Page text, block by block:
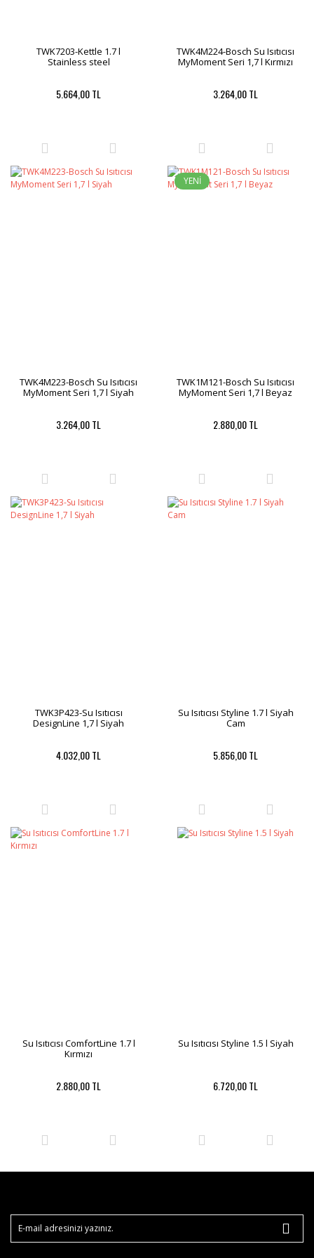
TWK7203-Kettle 1.7 l
Stainless steel
5.664,00 TL
TWK4M224-Bosch Su Isıtıcısı
MyMoment Seri 1,7 l Kırmızı
3.264,00 TL
TWK4M223-Bosch Su Isıtıcısı
MyMoment Seri 1,7 l Siyah
3.264,00 TL
YENİ
TWK1M121-Bosch Su Isıtıcısı
MyMoment Seri 1,7 l Beyaz
2.880,00 TL
TWK3P423-Su Isıtıcısı
DesignLine 1,7 l Siyah
4.032,00 TL
Su Isıtıcısı Styline 1.7 l Siyah
Cam
5.856,00 TL
Su Isıtıcısı ComfortLine 1.7 l
Kırmızı
2.880,00 TL
Su Isıtıcısı Styline 1.5 l Siyah
6.720,00 TL